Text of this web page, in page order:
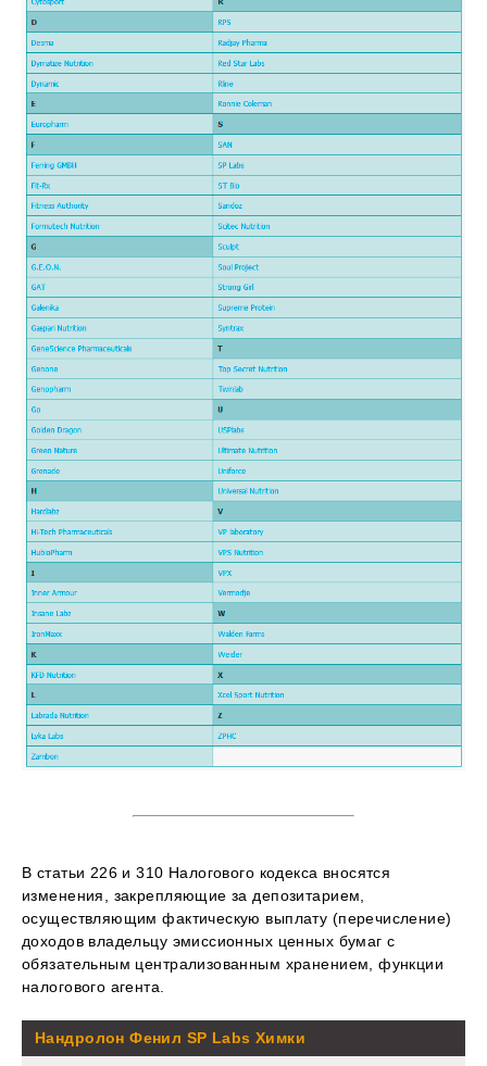
В статьи 226 и 310 Налогового кодекса вносятся
изменения, закрепляющие за депозитарием,
осуществляющим фактическую выплату (перечисление)
доходов владельцу эмиссионных ценных бумаг с
обязательным централизованным хранением, функции
налогового агента.
Нандролон Фенил SP Labs Химки